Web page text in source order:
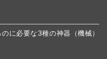
に必要な3種の神器（機械）